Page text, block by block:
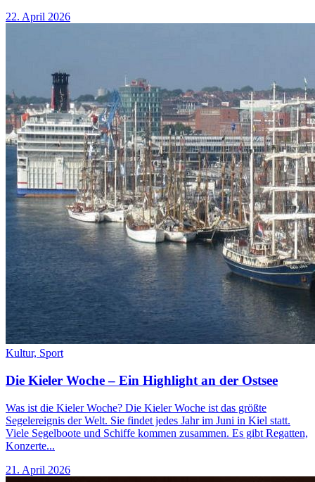
22. April 2026
Kultur, Sport
Die Kieler Woche – Ein Highlight an der Ostsee
Was ist die Kieler Woche? Die Kieler Woche ist das größte
Segelereignis der Welt. Sie findet jedes Jahr im Juni in Kiel statt.
Viele Segelboote und Schiffe kommen zusammen. Es gibt Regatten,
Konzerte...
21. April 2026